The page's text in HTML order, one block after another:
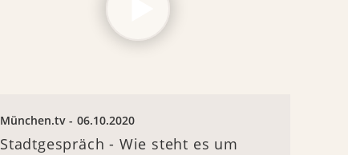
München.tv 06.10.2020
Stadtgespräch - Wie steht es um